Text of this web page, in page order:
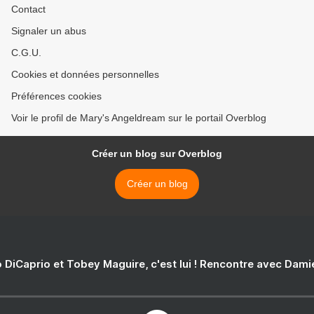
Contact
Signaler un abus
C.G.U.
Cookies et données personnelles
Préférences cookies
Voir le profil de Mary's Angeldream sur le portail Overblog
Créer un blog sur Overblog
Créer un blog
DiCaprio et Tobey Maguire, c'est lui ! Rencontre avec